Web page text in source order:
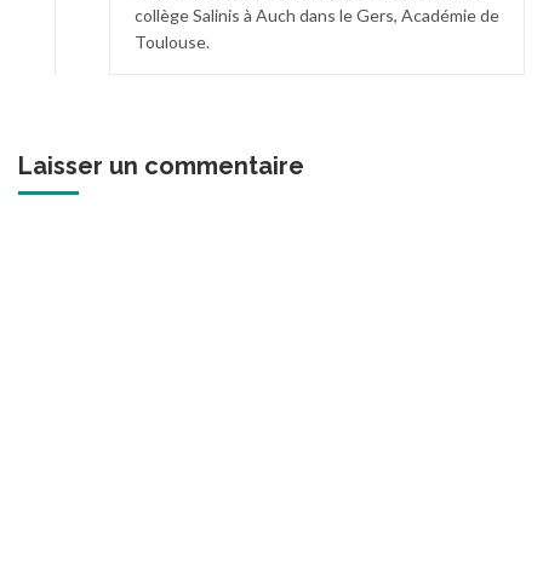
collège Salinis à Auch dans le Gers, Académie de
Toulouse.
Laisser un commentaire